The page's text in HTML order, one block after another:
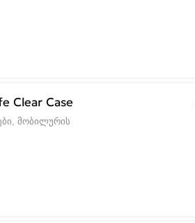
Clear Case
მობილურის